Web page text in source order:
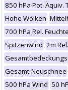
850 hPa Pot. Äquiv.
Hohe Wolken
700 hPa Rel. Feuchte
Spitzenwind 2m
Gesamt-Neuschnee
500 hPa Wind 50